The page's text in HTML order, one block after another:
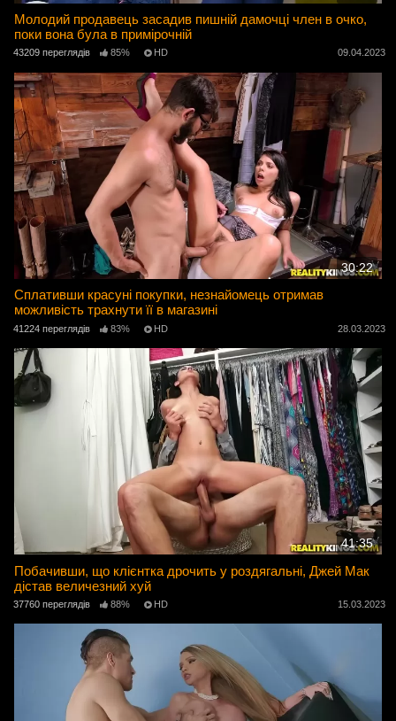
Молодий продавець засадив пишній дамочці член в очко,
поки вона була в примірочній
43209 переглядів 85% HD 09.04.2023
30:22
Сплативши красуні покупки, незнайомець отримав
можливість трахнути її в магазині
41224 переглядів 83% HD 28.03.2023
41:35
Побачивши, що клієнтка дрочить у роздягальні, Джей Мак
дістав величезний хуй
37760 переглядів 88% HD 15.03.2023